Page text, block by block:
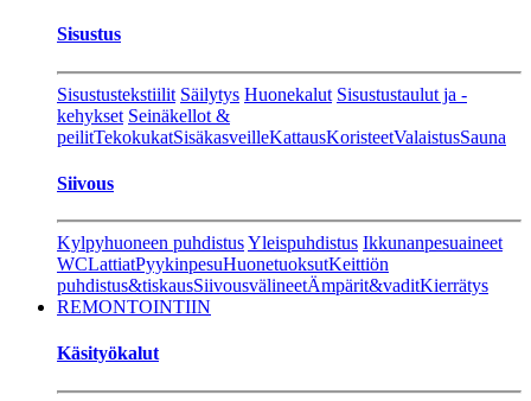
Sisustus
Sisustustekstiilit Säilytys Huonekalut Sisustustaulut ja -
kehykset Seinäkellot &
peilitTekokukatSisäkasveilleKattausKoristeetValaistusSauna
Siivous
Kylpyhuoneen puhdistusYleispuhdistus Ikkunanpesuaineet
WCLattiatPyykinpesuHuonetuoksutKeittiön
puhdistus&tiskausSiivousvälineetÄmpärit&vaditKierrätys
REMONTOINTIIN
Käsityökalut